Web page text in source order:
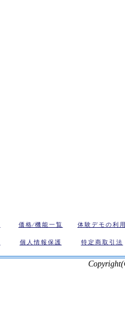
価格⁄機能一覧 体験デモの利
個人情報保護 特定商取引法